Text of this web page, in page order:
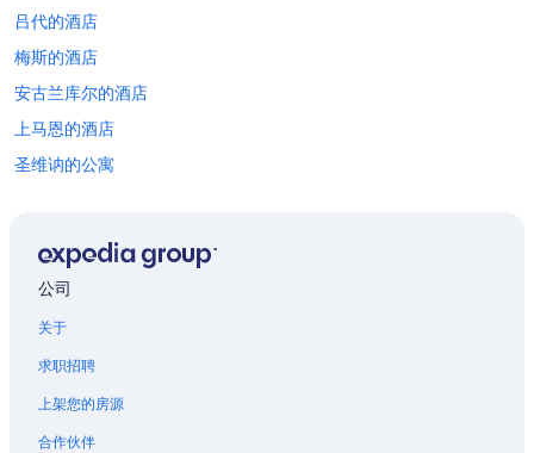
吕代的酒店
梅斯的酒店
安古兰库尔的酒店
上马恩的酒店
圣维讷的公寓
巴尔鲁瓦地区利尼的酒店
莱恩的酒店
佩西科斯东的酒店
公司
关于
求职招聘
上架您的房源
合作伙伴